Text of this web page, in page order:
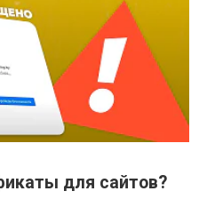
для сайтов?